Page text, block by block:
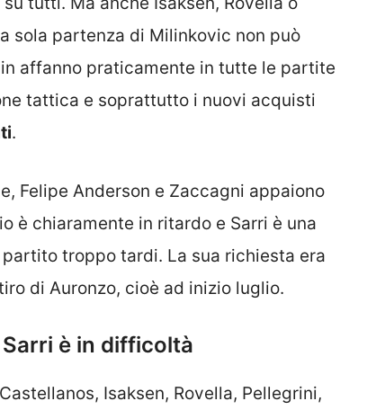
sola partenza di Milinkovic non può
affanno praticamente in tutte le partite
tattica e soprattutto i nuovi acquisti
.
Felipe Anderson e Zaccagni appaiono
è chiaramente in ritardo e Sarri è una
troppo tardi. La sua richiesta era
di Auronzo, cioè ad inizio luglio.
è in difficoltà
Isaksen, Rovella, Pellegrini,